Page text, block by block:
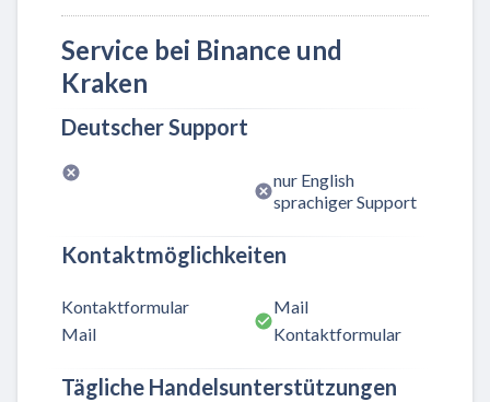
Service bei Binance und
Kraken
Deutscher Support
nur English
sprachiger Support
Kontaktmöglichkeiten
Kontaktformular
Mail
Mail
Kontaktformular
Tägliche Handelsunterstützungen